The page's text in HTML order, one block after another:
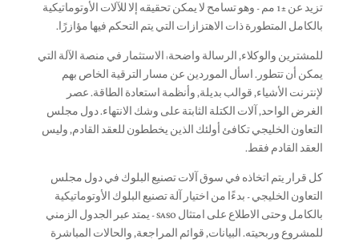
تزيد عن ±1 مم - وهو تسامح لا يمكن تحقيقه إلا للآلات الأوتوماتيكية
بالكامل المتطورة ذات الاهتزازات التي يتم التحكم فيها مؤازرًا.
للمشترين والوكلاء, الرسالة واضحة: الاستثمار في منصة الآلة التي
يمكن أن تتطور. اسأل الموردين عن مسار الترقية الخاص بهم
لإنترنت الأشياء, قوالب بديلة, وأنظمة استعادة الطاقة. عصر
الغرض الواحد, آلات الكتلة الثابتة على وشك الانتهاء. دول مجلس
التعاون الخليجي تكافئ أولئك الذين يخططون للعقد القادم, وليس
العقد القادم فقط.
كل قرار يتم اتخاذه في سوق آلات تصنيع البلوك في دول مجلس
التعاون الخليجي - بدءًا من اختيار آلة تصنيع البلوك الأوتوماتيكية
بالكامل وحتى الاطلاع على امتثال SASO - يمتد عبر الجدول الزمني
للمشروع وربحيته. البيانات, قوائم المراجعة, والحالات المباشرة